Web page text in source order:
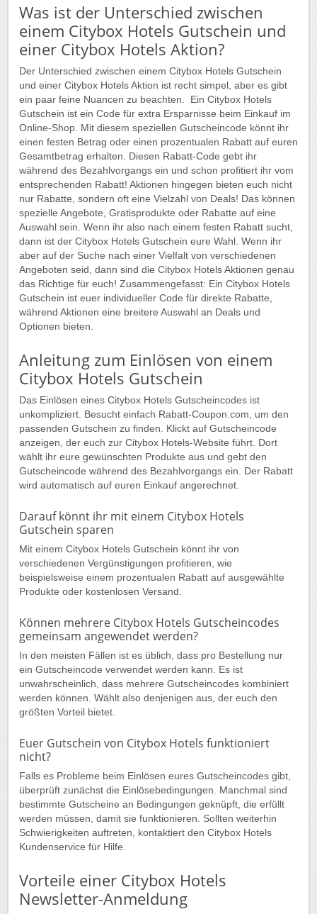
Was ist der Unterschied zwischen
einem Citybox Hotels Gutschein und
einer Citybox Hotels Aktion?
Der Unterschied zwischen einem Citybox Hotels Gutschein
und einer Citybox Hotels Aktion ist recht simpel, aber es gibt
ein paar feine Nuancen zu beachten. Ein Citybox Hotels
Gutschein ist ein Code für extra Ersparnisse beim Einkauf im
Online-Shop. Mit diesem speziellen Gutscheincode könnt ihr
einen festen Betrag oder einen prozentualen Rabatt auf euren
Gesamtbetrag erhalten. Diesen Rabatt-Code gebt ihr
während des Bezahlvorgangs ein und schon profitiert ihr vom
entsprechenden Rabatt! Aktionen hingegen bieten euch nicht
nur Rabatte, sondern oft eine Vielzahl von Deals! Das können
spezielle Angebote, Gratisprodukte oder Rabatte auf eine
Auswahl sein. Wenn ihr also nach einem festen Rabatt sucht,
dann ist der Citybox Hotels Gutschein eure Wahl. Wenn ihr
aber auf der Suche nach einer Vielfalt von verschiedenen
Angeboten seid, dann sind die Citybox Hotels Aktionen genau
das Richtige für euch! Zusammengefasst: Ein Citybox Hotels
Gutschein ist euer individueller Code für direkte Rabatte,
während Aktionen eine breitere Auswahl an Deals und
Optionen bieten.
Anleitung zum Einlösen von einem
Citybox Hotels Gutschein
Das Einlösen eines Citybox Hotels Gutscheincodes ist
unkompliziert. Besucht einfach Rabatt-Coupon.com, um den
passenden Gutschein zu finden. Klickt auf Gutscheincode
anzeigen, der euch zur Citybox Hotels-Website führt. Dort
wählt ihr eure gewünschten Produkte aus und gebt den
Gutscheincode während des Bezahlvorgangs ein. Der Rabatt
wird automatisch auf euren Einkauf angerechnet.
Darauf könnt ihr mit einem Citybox Hotels
Gutschein sparen
Mit einem Citybox Hotels Gutschein könnt ihr von
verschiedenen Vergünstigungen profitieren, wie
beispielsweise einem prozentualen Rabatt auf ausgewählte
Produkte oder kostenlosen Versand.
Können mehrere Citybox Hotels Gutscheincodes
gemeinsam angewendet werden?
In den meisten Fällen ist es üblich, dass pro Bestellung nur
ein Gutscheincode verwendet werden kann. Es ist
unwahrscheinlich, dass mehrere Gutscheincodes kombiniert
werden können. Wählt also denjenigen aus, der euch den
größten Vorteil bietet.
Euer Gutschein von Citybox Hotels funktioniert
nicht?
Falls es Probleme beim Einlösen eures Gutscheincodes gibt,
überprüft zunächst die Einlösebedingungen. Manchmal sind
bestimmte Gutscheine an Bedingungen geknüpft, die erfüllt
werden müssen, damit sie funktionieren. Sollten weiterhin
Schwierigkeiten auftreten, kontaktiert den Citybox Hotels
Kundenservice für Hilfe.
Vorteile einer Citybox Hotels
Newsletter-Anmeldung